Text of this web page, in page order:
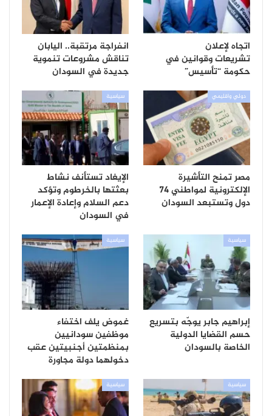
اتجاه لإعلان
تشريعات وقوانين في
حكومة “تأسيس”
انفراجة مرتقبة.. اليابان
تناقش مشروعات تنموية
جديدة في السودان
دولي واقليمي
مصر تمنح التأشيرة
الإلكترونية لمواطني 74
دول وتستبعد السودان
سياسية
الإيغاد تستأنف نشاط
بعثتها بالخرطوم وتؤكد
دعم السلام وإعادة الإعمار
في السودان
سياسية
إبراهيم جابر يوجّه بتسريع
حسم القضايا الدولية
الخاصة بالسودان
سياسية
غموض يلف اختفاء
موظفين سودانيين
بمنظمتين أجنبيتين عقب
دخولهما دولة مجاورة
سياسية سياسية